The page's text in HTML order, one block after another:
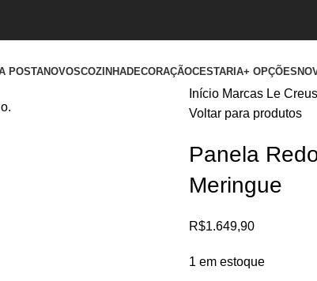
POSTANOVOSCOZINHADECORAÇÃOCESTARIA+ OPÇÕES
Início Marcas Le
Voltar para produtos
Panela
Meringue
R$1.649,90
1 em estoque